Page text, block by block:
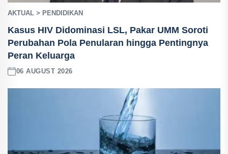
AKTUAL > PENDIDIKAN
Kasus HIV Didominasi LSL, Pakar UMM Soroti
Perubahan Pola Penularan hingga Pentingnya
Peran Keluarga
06 AUGUST 2026